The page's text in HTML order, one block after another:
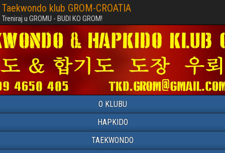
Taekwondo klub GROM-CROATIA
Treniraj u GROMU - BUDI KO GROM!
O KLUBU
HAPKIDO
TAEKWONDO